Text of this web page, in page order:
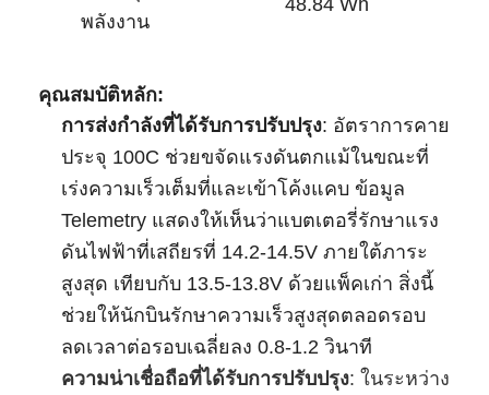
การควบคุมคุณภาพ
ข่าว
กรณี
พูดคุยกันตอนนี้
ชุดแบตเตอรี่ลิเธียมไอออน
แพ็คแบตเตอรี่ ลี โพลีเมอร์
พลังงาน
48.84 Wh
คุณสมบัติหลัก:
การส่งกำลังที่ได้รับการปรับปรุง‌: อัตราการคาย
ประจุ 100C ช่วยขจัดแรงดันตกแม้ในขณะที่
เร่งความเร็วเต็มที่และเข้าโค้งแคบ ข้อมูล
Telemetry แสดงให้เห็นว่าแบตเตอรี่รักษาแรง
ดันไฟฟ้าที่เสถียรที่ 14.2-14.5V ภายใต้ภาระ
สูงสุด เทียบกับ 13.5-13.8V ด้วยแพ็คเก่า สิ่งนี้
ช่วยให้นักบินรักษาความเร็วสูงสุดตลอดรอบ
ลดเวลาต่อรอบเฉลี่ยลง 0.8-1.2 วินาที
ความน่าเชื่อถือที่ได้รับการปรับปรุง‌: ในระหว่าง